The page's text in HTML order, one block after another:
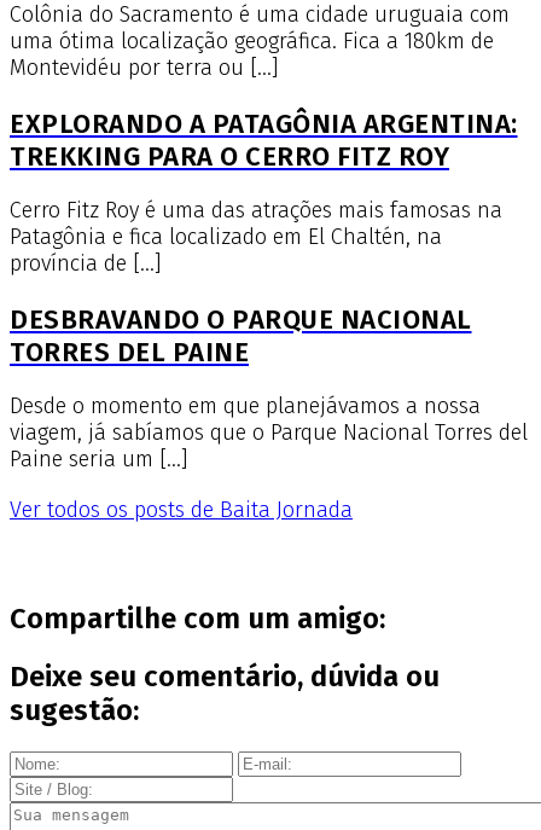
Colônia do Sacramento é uma cidade uruguaia com
uma ótima localização geográfica. Fica a 180km de
Montevidéu por terra ou […]
EXPLORANDO A PATAGÔNIA ARGENTINA:
TREKKING PARA O CERRO FITZ ROY
Cerro Fitz Roy é uma das atrações mais famosas na
Patagônia e fica localizado em El Chaltén, na
província de […]
DESBRAVANDO O PARQUE NACIONAL
TORRES DEL PAINE
Desde o momento em que planejávamos a nossa
viagem, já sabíamos que o Parque Nacional Torres del
Paine seria um […]
Ver todos os posts de Baita Jornada
Compartilhe com um amigo:
Deixe seu comentário, dúvida ou
sugestão: